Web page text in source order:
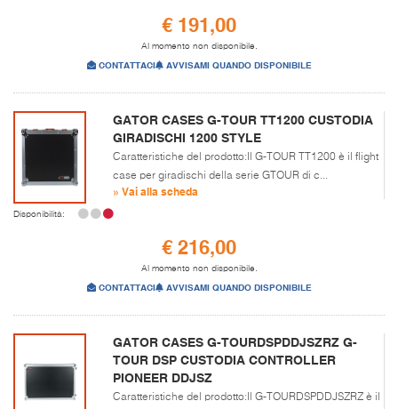
€ 191,00
Al momento non disponibile.
CONTATTACI AVVISAMI QUANDO DISPONIBILE
GATOR CASES G-TOUR TT1200 CUSTODIA
GIRADISCHI 1200 STYLE
Caratteristiche del prodotto:Il G-TOUR TT1200 è il flight
case per giradischi della serie GTOUR di c...
» Vai alla scheda
Disponibilità:
€ 216,00
Al momento non disponibile.
CONTATTACI AVVISAMI QUANDO DISPONIBILE
GATOR CASES G-TOURDSPDDJSZRZ G-
TOUR DSP CUSTODIA CONTROLLER
PIONEER DDJSZ
Caratteristiche del prodotto:Il G-TOURDSPDDJSZRZ è il